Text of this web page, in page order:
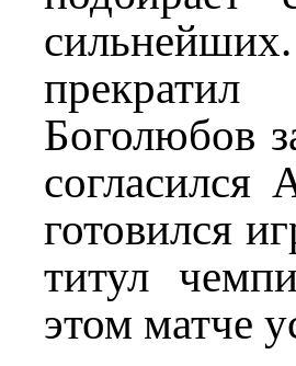
Боголюбов
согласился
готовился
титул
этом матче